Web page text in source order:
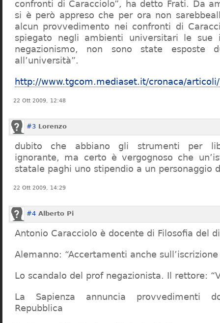
confronti di Caracciolo”, ha detto Frati. Da
si è però appreso che per ora non
alcun provvedimento nei confronti di
spiegato negli ambienti universitari le sue
negazionismo, non sono state esposte
all’università”.
http://www.tgcom.mediaset.it/cronaca/
22 Ott 2009, 12:48
#3 Lorenzo
dubito che abbiano gli strumenti per
ignorante, ma certo è vergognoso che
statale paghi uno stipendio a un personaggio
22 Ott 2009, 14:29
#4 Alberto Pi
Antonio Caracciolo è docente di Filosofia del
Alemanno: “Accertamenti anche
Lo scandalo del prof negazionista. Il rettore:
La Sapienza annuncia provvedimenti
Repubblica